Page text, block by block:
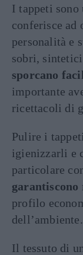
I tappeti sono
conferisce ad
personalità e
sobri,
sporcano
importante
ricettacoli di
Pulire i
igienizzarli e
particolare
profilo
dell’ambiente.
Il tessuto di